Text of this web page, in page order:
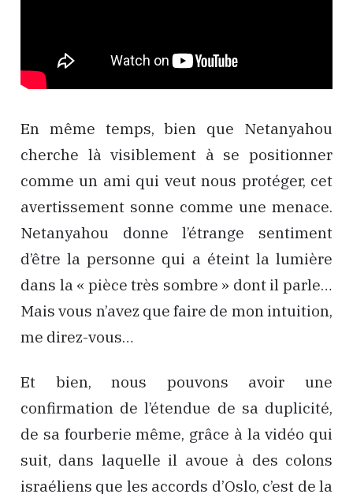
En même temps, bien que Netanyahou
cherche là visiblement à se positionner
comme un ami qui veut nous protéger, cet
avertissement sonne comme une menace.
Netanyahou donne l’étrange sentiment
d’être la personne qui a éteint la lumière
dans la « pièce très sombre » dont il parle…
Mais vous n’avez que faire de mon intuition,
me direz-vous…
Et bien, nous pouvons avoir une
confirmation de l’étendue de sa duplicité,
de sa fourberie même, grâce à la vidéo qui
suit, dans laquelle il avoue à des colons
israéliens que les accords d’Oslo, c’est de la